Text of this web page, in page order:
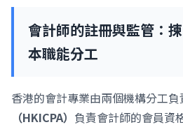
會計師的註冊與監管：
本職能分工
香港的會計專業由兩個機構分工負
（HKICPA） 負責會計師的會員資